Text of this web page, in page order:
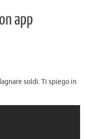
app
soldi. Ti spiego in